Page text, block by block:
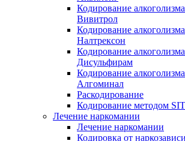
Кодирование
Вивитрол
Кодирование
Налтрексон
Кодирование
Дисульфирам
Кодирование
Алгоминал
Раскодирование
Кодирование методом SIT
Лечение наркомании
Лечение наркомании
Кодировка от